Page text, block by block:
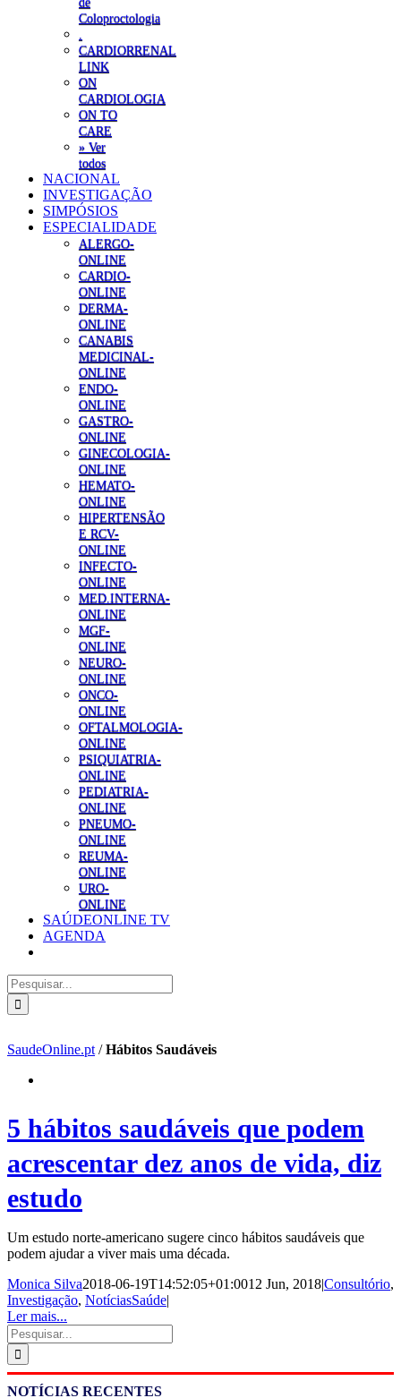
Coloproctologia
CARDIORRENAL
LINK
ON
CARDIOLOGIA
ON TO
CARE
» Ver
todos
NACIONAL
INVESTIGAÇÃO
SIMPÓSIOS
ESPECIALIDADE
ALERGO-
ONLINE
CARDIO-
ONLINE
DERMA-
ONLINE
CANABIS
MEDICINAL-
ONLINE
ENDO-
ONLINE
GASTRO-
ONLINE
GINECOLOGIA-
ONLINE
HEMATO-
ONLINE
HIPERTENSÃO
E RCV-
ONLINE
INFECTO-
ONLINE
MED.INTERNA-
ONLINE
MGF-
ONLINE
NEURO-
ONLINE
ONCO-
ONLINE
OFTALMOLOGIA-
ONLINE
PSIQUIATRIA-
ONLINE
PEDIATRIA-
ONLINE
PNEUMO-
ONLINE
REUMA-
ONLINE
URO-
ONLINE
SAÚDEONLINE TV
AGENDA
Pesquisar
SaudeOnline.pt /Hábitos Saudáveis
5 hábitos saudáveis que podem
acrescentar dez anos de vida, diz
estudo
Um estudo norte-americano sugere cinco hábitos saudáveis que
podem ajudar a viver mais uma década.
Monica Silva2018-06-19T14:52:05+01:0012 Jun, 2018|Consultório,
Investigação, NotíciasSaúde|
Ler mais...
Pesquisar
NOTÍCIAS RECENTES